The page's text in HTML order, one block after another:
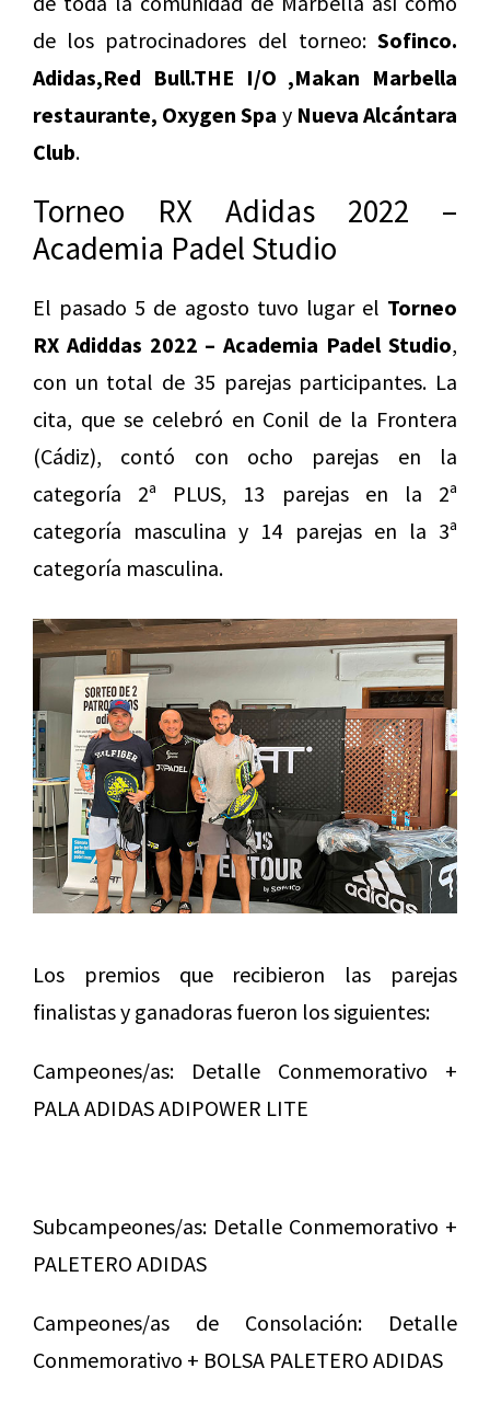
de los patrocinadores del torneo: Sofinco.
Adidas,Red Bull.THE I/O ,Makan Marbella
restaurante, Oxygen Spa y Nueva Alcántara
Club.
Torneo RX Adidas 2022 –
Academia Padel Studio
El pasado 5 de agosto tuvo lugar el Torneo
RX Adiddas 2022 – Academia Padel Studio,
con un total de 35 parejas participantes. La
cita, que se celebró en Conil de la Frontera
(Cádiz), contó con ocho parejas en la
categoría 2ª PLUS, 13 parejas en la 2ª
categoría masculina y 14 parejas en la 3ª
categoría masculina.
Los premios que recibieron las parejas
finalistas y ganadoras fueron los siguientes:
Campeones/as: Detalle Conmemorativo +
PALA ADIDAS ADIPOWER LITE
Subcampeones/as: Detalle Conmemorativo +
PALETERO ADIDAS
Campeones/as de Consolación: Detalle
Conmemorativo + BOLSA PALETERO ADIDAS